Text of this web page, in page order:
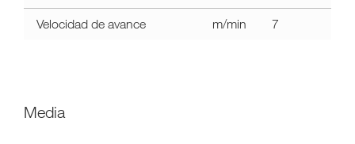
Velocidad de avance m/min 7
media